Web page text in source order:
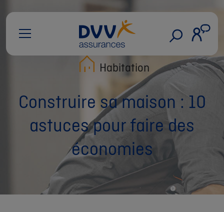
Habitation
Construire sa maison : 10
astuces pour faire des
économies